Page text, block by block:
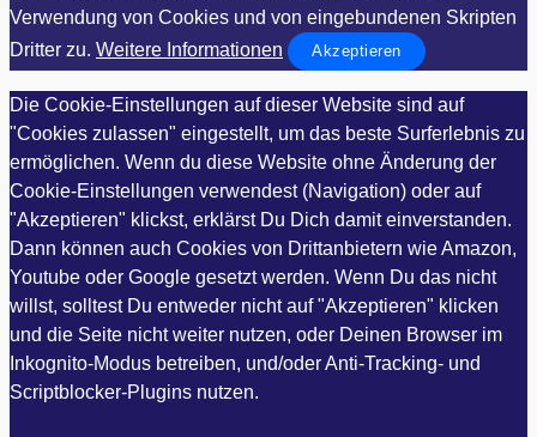
Verwendung von Cookies und von eingebundenen Skripten
Dritter zu. Weitere Informationen Akzeptieren
Die Cookie-Einstellungen auf dieser Website sind auf
"Cookies zulassen" eingestellt, um das beste Surferlebnis zu
ermöglichen. Wenn du diese Website ohne Änderung der
Cookie-Einstellungen verwendest (Navigation) oder auf
"Akzeptieren" klickst, erklärst Du Dich damit einverstanden.
Dann können auch Cookies von Drittanbietern wie Amazon,
Youtube oder Google gesetzt werden. Wenn Du das nicht
willst, solltest Du entweder nicht auf "Akzeptieren" klicken
und die Seite nicht weiter nutzen, oder Deinen Browser im
Inkognito-Modus betreiben, und/oder Anti-Tracking- und
Scriptblocker-Plugins nutzen.